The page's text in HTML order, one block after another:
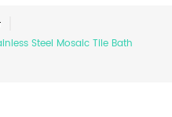
Steel Mosaic Tile Bath